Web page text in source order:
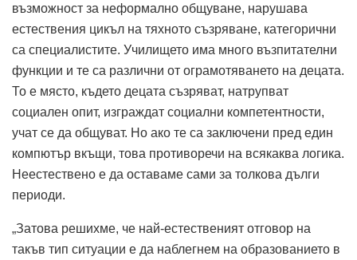
възможност за неформално общуване, нарушава
естествения цикъл на тяхното съзряване, категорични
са специалистите. Училището има много възпитателни
функции и те са различни от ограмотяването на децата.
То е място, където децата съзряват, нат­рупват
социален опит, изграждат социални компетентности,
учат се да общуват. Но ако те са заключени пред един
компютър вкъщи, това противоречи на всякаква логика.
Неестествено е да оставаме сами за толкова дълги
периоди.
„Затова решихме, че най-естественият отговор на
такъв тип ситуации е да наблегнем на образованието в